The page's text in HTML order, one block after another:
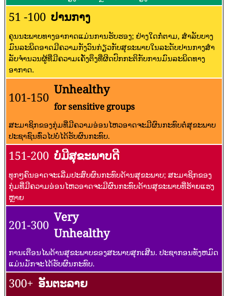
51 -100 ປານກາງ
ຄຸນນະພາບທາງອາກາດແມ່ນການຮັບຮອງ; ຢ່າງໃດກໍ່ຕາມ, ສໍາລັບບາງ
ມົນລະພິດອາດມີຄວາມກັງວົນກ່ຽວກັບສຸຂະພາບໃນລະດັບປານກາງສໍາ
ລັບຈໍານວນຜູ້ທີ່ມີຄວາມເຄັ່ງຕຶງທີ່ຜິດປົກກະຕິກັບການມົນລະພິດທາງ
ອາກາດ.
101-150
Unhealthy
for sensitive groups
ສະມາຊິກຂອງກຸ່ມທີ່ມີຄວາມອ່ອນໄຫວອາດຈະມີຜົນກະທົບຕໍ່ສຸຂະພາບ
ປະຊາຊົນທົ່ວໄປບໍ່ໄດ້ຮັບຜົນກະທົບ.
151-200 ບໍ່ມີສຸຂະພາບດີ
ທຸກໆຄົນອາດຈະເລີ່ມປະສົບຜົນກະທົບດ້ານສຸຂະພາບ; ສະມາຊິກຂອງ
ກຸ່ມທີ່ມີຄວາມອ່ອນໄຫວອາດຈະມີຜົນກະທົບດ້ານສຸຂະພາບທີ່ຮ້າຍແຮງ
ຫຼາຍ
201-300
Very
Unhealthy
ການເຕືອນໄພດ້ານສຸຂະພາບຂອງສະພາບສຸກເສີນ. ປະຊາກອນທັງຫມົດ
ແມ່ນມັກຈະໄດ້ຮັບຜົນກະທົບ.
300+ ອັນຕະລາຍ